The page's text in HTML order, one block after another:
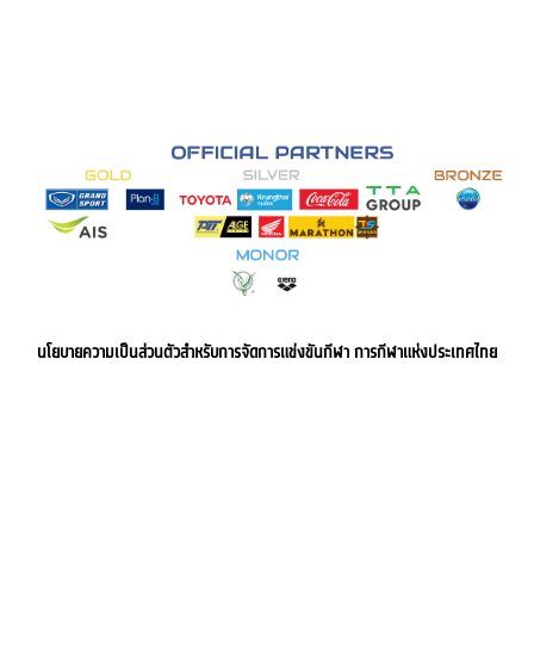
นโยบายความเป็นส่วนตัวสำหรับการจัดการแข่งขันกีฬา การกีฬาแห่งประเทศไทย